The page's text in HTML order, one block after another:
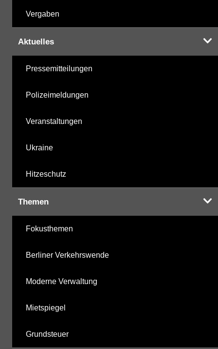
Vergaben
Aktuelles
Pressemitteilungen
Polizeimeldungen
Veranstaltungen
Ukraine
Hitzeschutz
Themen
Fokusthemen
Berliner Verkehrswende
Moderne Verwaltung
Mietspiegel
Grundsteuer